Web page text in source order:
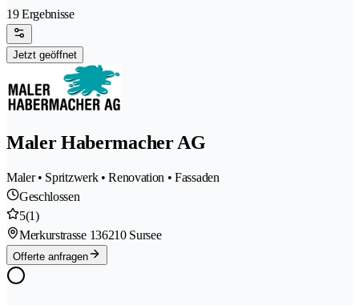
19 Ergebnisse
Jetzt geöffnet
Maler Habermacher AG
Maler • Spritzwerk • Renovation • Fassaden
Geschlossen
5(1)
Merkurstrasse 136210 Sursee
Offerte anfragen